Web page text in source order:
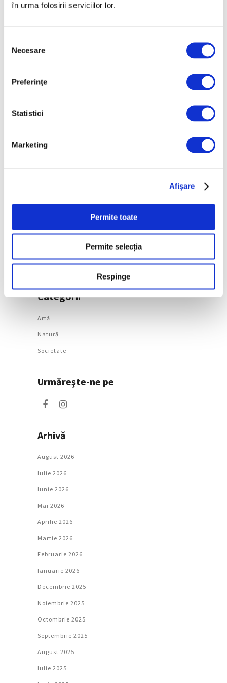
în urma folosirii serviciilor lor.
consimțământului
Necesare
Preferinţe
Statistici
Marketing
Afişare
Permite toate
Permite selecția
Respinge
Articole recente
după mai bine de 80 de
7 August 2026
Recomandările
curatorial pentru
weekendul 7 – 9 august
7 August 2026
Categorii
Artǎ
Natură
Societate
Urmăreşte-ne pe
Arhivă
August 2026
Iulie 2026
Iunie 2026
Mai 2026
Aprilie 2026
Martie 2026
Februarie 2026
Ianuarie 2026
Decembrie 2025
Noiembrie 2025
Octombrie 2025
Septembrie 2025
August 2025
Iulie 2025